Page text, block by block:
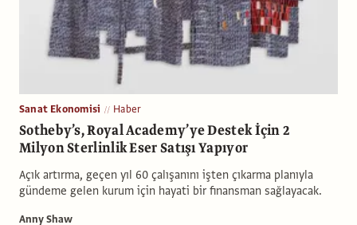
Sanat Ekonomisi Haber
Sotheby’s, Royal Academy’ye Destek İçin 2
Milyon Sterlinlik Eser Satışı Yapıyor
Açık artırma, geçen yıl 60 çalışanını işten çıkarma planıyla
gündeme gelen kurum için hayati bir finansman sağlayacak.
Anny Shaw